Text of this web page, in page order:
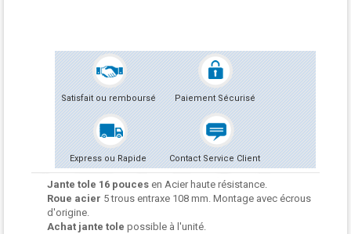
Satisfait ou remboursé Paiement Sécurisé
Express ou Rapide Contact Service Client
Jante tole 16 pouces en Acier haute résistance.
Roue acier 5 trous entraxe 108 mm. Montage avec écrous
d'origine.
Achat jante tole possible à l'unité.